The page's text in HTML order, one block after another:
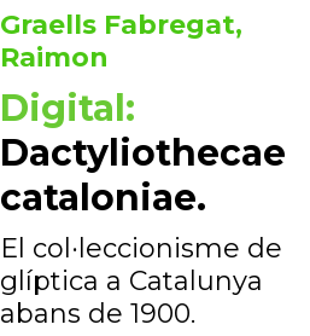
Graells Fabregat,
Raimon
Digital:
Dactyliothecae
cataloniae.
El col·leccionisme de
glíptica a Catalunya
abans de 1900.